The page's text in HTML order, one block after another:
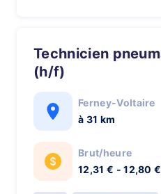
technicien pneumatique ferney fv
(h/f)
Ferney-Voltaire
à 31 km
Brut/heure
12,31 € - 12,80 €